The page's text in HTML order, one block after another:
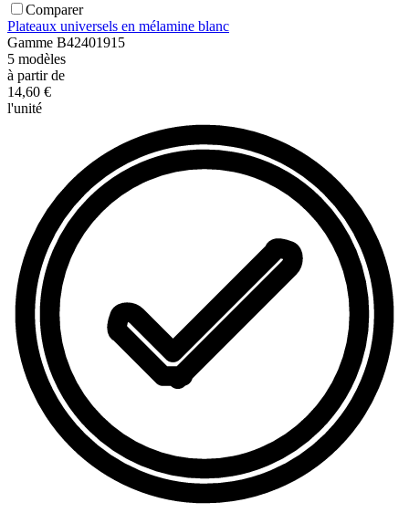
Comparer
Plateaux universels en mélamine blanc
Gamme B42401915
5 modèles
à partir de
14,60 €
l'unité